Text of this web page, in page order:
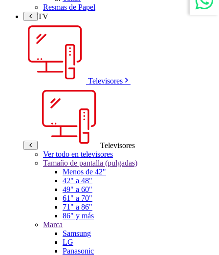
Resmas de Papel
TV
Televisores
Televisores
Ver todo en televisores
Tamaño de pantalla (pulgadas)
Menos de 42"
42" a 48"
49" a 60"
61" a 70"
71" a 86"
86" y más
Marca
Samsung
LG
Panasonic